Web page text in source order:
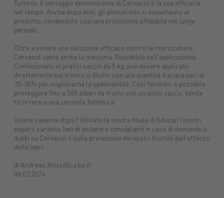
Tuttavia, il vantaggio determinante di Cervacol è la sua efficacia
nel tempo. Anche dopo anni, gli animali non si assuefanno al
prodotto, rendendolo così una protezione affidabile nel lungo
periodo.
Oltre a essere una soluzione efficace contro le morsicature,
Cervacol vanta anche la massima flessibilità nell’applicazione.
Confezionato in pratici sacchi da 5 kg, può essere applicato
direttamente sul tronco o diluito con una quantità d’acqua pari al
15-30% per migliorarne la spalmabilità. Così facendo, è possibile
proteggere fino a 500 alberi da frutto con un unico sacco, senza
ricorrere a una seconda fornitura.
Volete saperne di più? Visitate la vostra filiale di fiducia! I nostri
esperti saranno lieti di aiutarvi e consigliarvi in caso di domande o
dubbi su Cervacol e sulla protezione dei vostri frutteti dall’attacco
delle lepri.
di Andreas.Rossi@ca.bz.it
06.03.2024